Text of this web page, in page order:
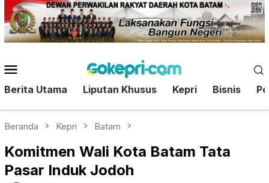
Loncat
ke
konten
Mobile
Berita Utama Liputan Khusus Kepri Bisnis
Beranda Kepri Batam
Komitmen Wali Kota Batam Tata
Pasar Induk Jodoh